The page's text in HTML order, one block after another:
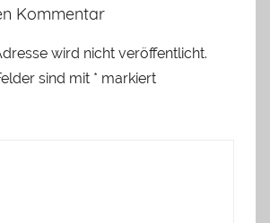
Kommentar
wird nicht veröffentlicht.
sind mit * markiert